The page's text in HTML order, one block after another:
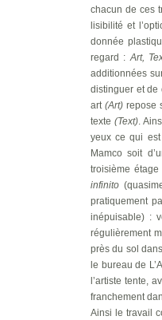
chacun de ces
lisibilité et
donnée
regard :Art,
additionnées
distinguer et de
art (Art)repose
texte (Text).
yeux ce qui
Mamco soit
troisième
infinito
pratiquement
inépuisable) :
régulièrement
près du sol
le bureau de
l’artiste tente,
franchement
Ainsi le travail